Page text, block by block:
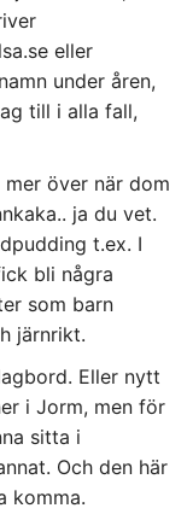
eller
under åren,
till i alla fall,
över när dom
ja du vet.
t.ex. I
bli några
som barn
järnrikt.
Eller nytt
i Jorm, men för
sitta i
Och den här
komma.